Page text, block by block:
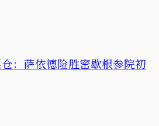
：萨依德险胜密歇根参院初